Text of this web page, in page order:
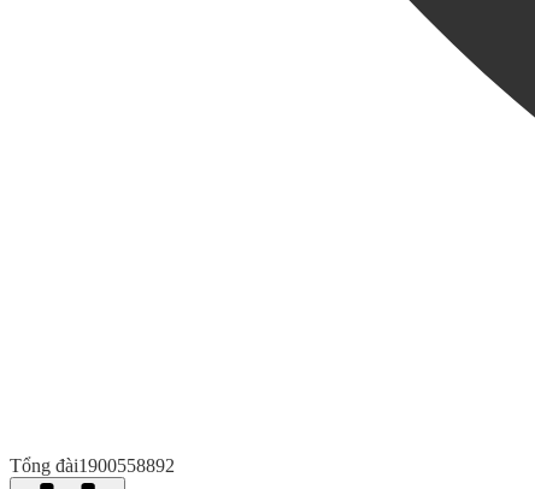
Tổng đài1900558892